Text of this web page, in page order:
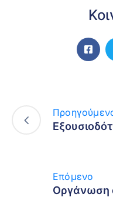
Επόμενο
Οργάνωση